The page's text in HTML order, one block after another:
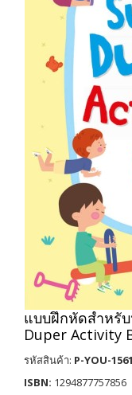
แบบฝึกหัดสำหรั
Duper Activity
รหัสสินค้า: P-YOU-1561
ISBN: 1294877757856